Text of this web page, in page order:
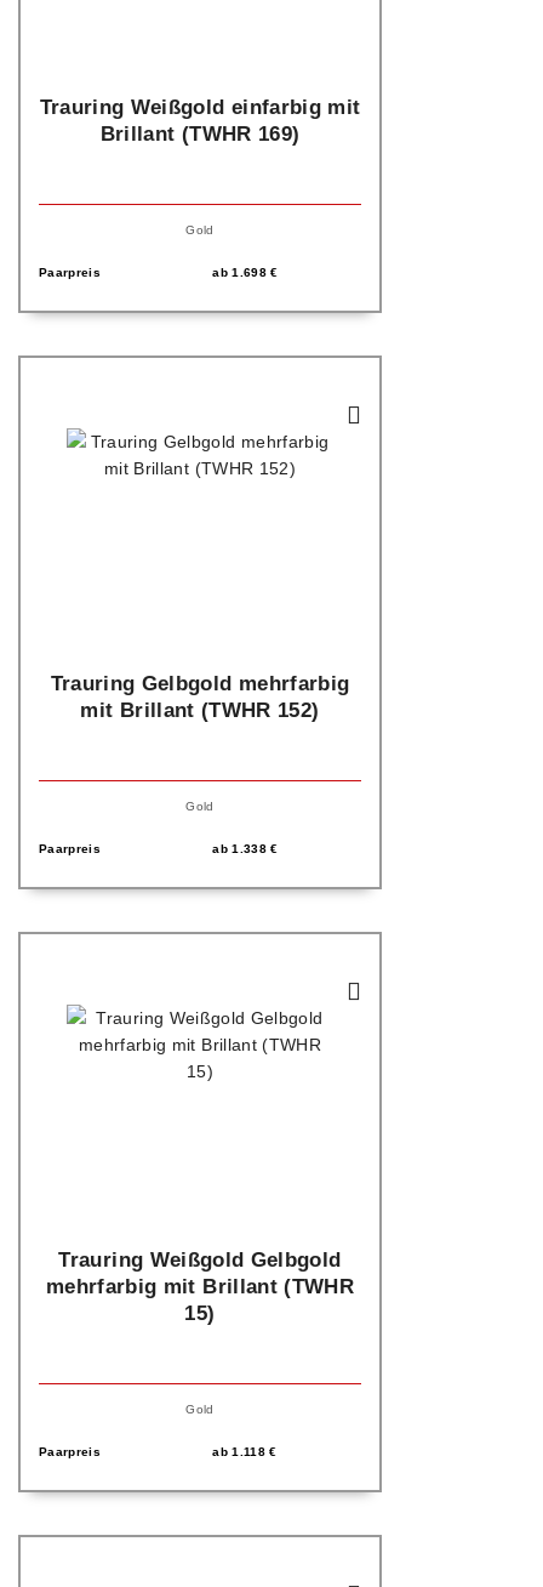
Trauring Weißgold einfarbig mit
Brillant (TWHR 169)
Gold
Paarpreis ab1.698€
Trauring Gelbgold mehrfarbig
mit Brillant (TWHR 152)
Gold
Paarpreis ab1.338€
Trauring Weißgold Gelbgold
mehrfarbig mit Brillant (TWHR
15)
Gold
Paarpreis ab1.118€